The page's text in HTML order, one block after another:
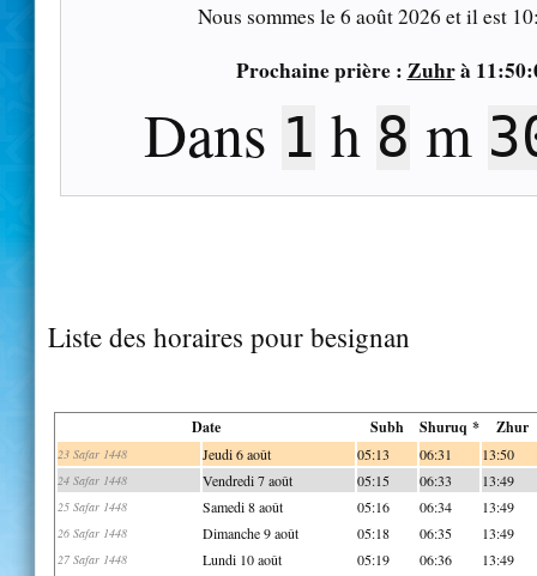
Nous sommes le6 août 2026 et il est
Prochaine prière : Zuhrà
Dans 1 h 8 m
Liste des horaires pour besignan
Date Subh Shuruq * Zhur
23 Safar 1448 Jeudi 6 août 05:13 06:31 13:50
24 Safar 1448 Vendredi 7 août 05:15 06:33 13:49
25 Safar 1448 Samedi 8 août 05:16 06:34 13:49
26 Safar 1448 Dimanche 9 août 05:18 06:35 13:49
27 Safar 1448 Lundi 10 août 05:19 06:36 13:49